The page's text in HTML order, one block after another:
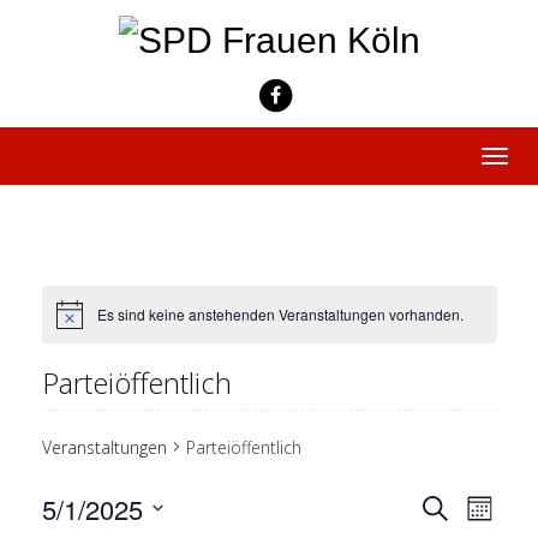
Toggle
Es sind keine anstehenden Veranstaltungen vorhanden.
Parteiöffentlich
Veranstaltungen Parteiöffentlich
SucheMonat
5/1/2025